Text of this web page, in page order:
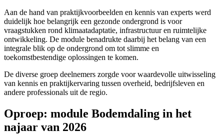
Aan de hand van praktijkvoorbeelden en kennis van experts werd
duidelijk hoe belangrijk een gezonde ondergrond is voor
vraagstukken rond klimaatadaptatie, infrastructuur en ruimtelijke
ontwikkeling. De module benadrukte daarbij het belang van een
integrale blik op de ondergrond om tot slimme en
toekomstbestendige oplossingen te komen.
De diverse groep deelnemers zorgde voor waardevolle uitwisseling
van kennis en praktijkervaring tussen overheid, bedrijfsleven en
andere professionals uit de regio.
Oproep: module Bodemdaling in het
najaar van 2026